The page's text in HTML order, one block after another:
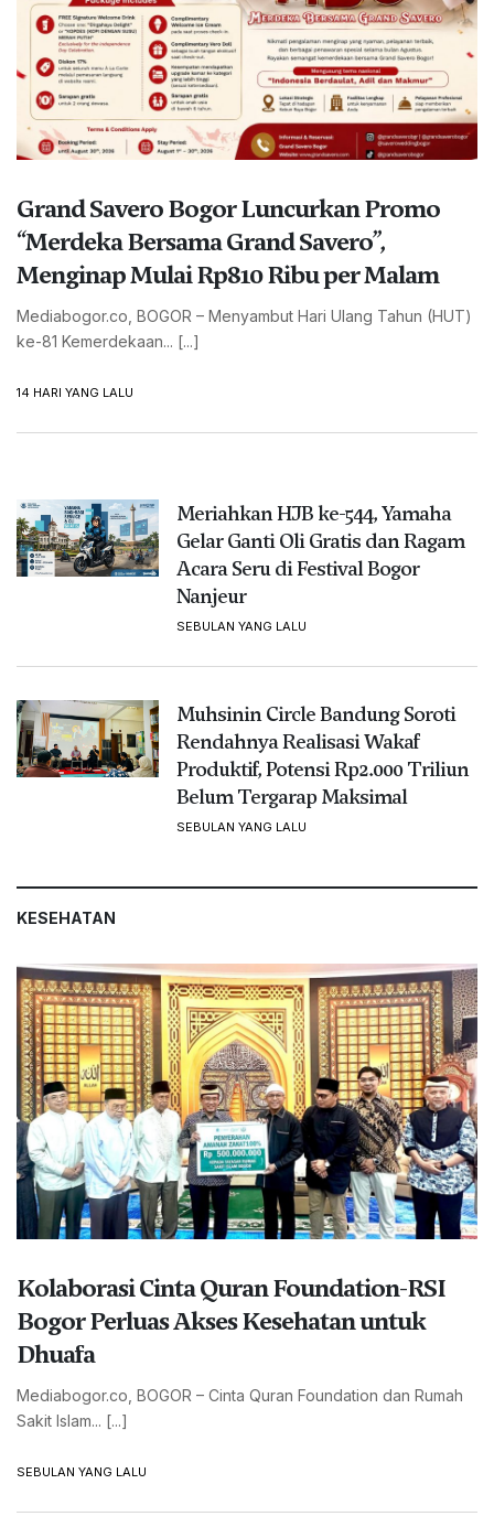
Grand Savero Bogor Luncurkan Promo
“Merdeka Bersama Grand Savero”,
Menginap Mulai Rp810 Ribu per Malam
Mediabogor.co, BOGOR – Menyambut Hari Ulang Tahun (HUT)
ke-81 Kemerdekaan... [...]
14 HARI YANG LALU
Meriahkan HJB ke-544, Yamaha
Gelar Ganti Oli Gratis dan Ragam
Acara Seru di Festival Bogor
Nanjeur
SEBULAN YANG LALU
Muhsinin Circle Bandung Soroti
Rendahnya Realisasi Wakaf
Produktif, Potensi Rp2.000 Triliun
Belum Tergarap Maksimal
SEBULAN YANG LALU
KESEHATAN
Kolaborasi Cinta Quran Foundation-RSI
Bogor Perluas Akses Kesehatan untuk
Dhuafa
Mediabogor.co, BOGOR – Cinta Quran Foundation dan Rumah
Sakit Islam... [...]
SEBULAN YANG LALU